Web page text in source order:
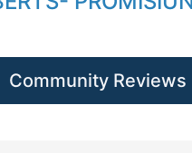
Community Reviews